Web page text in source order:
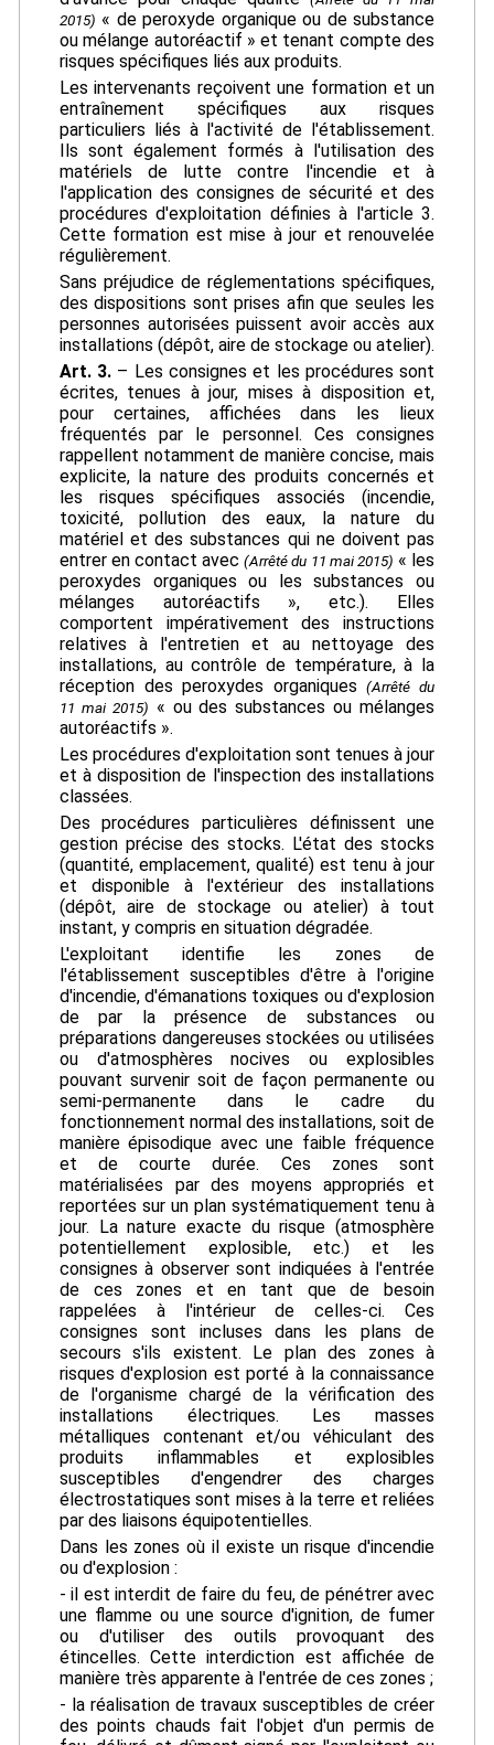
2015) « de peroxyde organique ou de substance
ou mélange autoréactif » et tenant compte des
risques spécifiques liés aux produits.
Les intervenants reçoivent une formation et un
entraînement spécifiques aux risques
particuliers liés à l'activité de l'établissement.
Ils sont également formés à l'utilisation des
matériels de lutte contre l'incendie et à
l'application des consignes de sécurité et des
procédures d'exploitation définies à l'article 3.
Cette formation est mise à jour et renouvelée
régulièrement.
Sans préjudice de réglementations spécifiques,
des dispositions sont prises afin que seules les
personnes autorisées puissent avoir accès aux
installations (dépôt, aire de stockage ou atelier).
Art. 3. – Les consignes et les procédures sont
écrites, tenues à jour, mises à disposition et,
pour certaines, affichées dans les lieux
fréquentés par le personnel. Ces consignes
rappellent notamment de manière concise, mais
explicite, la nature des produits concernés et
les risques spécifiques associés (incendie,
toxicité, pollution des eaux, la nature du
matériel et des substances qui ne doivent pas
entrer en contact avec(Arrêté du 11 mai 2015) « les
peroxydes organiques ou les substances ou
mélanges autoréactifs », etc.). Elles
comportent impérativement des instructions
relatives à l'entretien et au nettoyage des
installations, au contrôle de température, à la
réception des peroxydes organiques(Arrêté du
11 mai 2015) « ou des substances ou mélanges
autoréactifs ».
Les procédures d'exploitation sont tenues à jour
et à disposition de l'inspection des installations
classées.
Des procédures particulières définissent une
gestion précise des stocks. L'état des stocks
(quantité, emplacement, qualité) est tenu à jour
et disponible à l'extérieur des installations
(dépôt, aire de stockage ou atelier) à tout
instant, y compris en situation dégradée.
L'exploitant identifie les zones de
l'établissement susceptibles d'être à l'origine
d'incendie, d'émanations toxiques ou d'explosion
de par la présence de substances ou
préparations dangereuses stockées ou utilisées
ou d'atmosphères nocives ou explosibles
pouvant survenir soit de façon permanente ou
semi-permanente dans le cadre du
fonctionnement normal des installations, soit de
manière épisodique avec une faible fréquence
et de courte durée. Ces zones sont
matérialisées par des moyens appropriés et
reportées sur un plan systématiquement tenu à
jour. La nature exacte du risque (atmosphère
potentiellement explosible, etc.) et les
consignes à observer sont indiquées à l'entrée
de ces zones et en tant que de besoin
rappelées à l'intérieur de celles-ci. Ces
consignes sont incluses dans les plans de
secours s'ils existent. Le plan des zones à
risques d'explosion est porté à la connaissance
de l'organisme chargé de la vérification des
installations électriques. Les masses
métalliques contenant et/ou véhiculant des
produits inflammables et explosibles
susceptibles d'engendrer des charges
électrostatiques sont mises à la terre et reliées
par des liaisons équipotentielles.
Dans les zones où il existe un risque d'incendie
ou d'explosion :
- il est interdit de faire du feu, de pénétrer avec
une flamme ou une source d'ignition, de fumer
ou d'utiliser des outils provoquant des
étincelles. Cette interdiction est affichée de
manière très apparente à l'entrée de ces zones ;
- la réalisation de travaux susceptibles de créer
des points chauds fait l'objet d'un permis de